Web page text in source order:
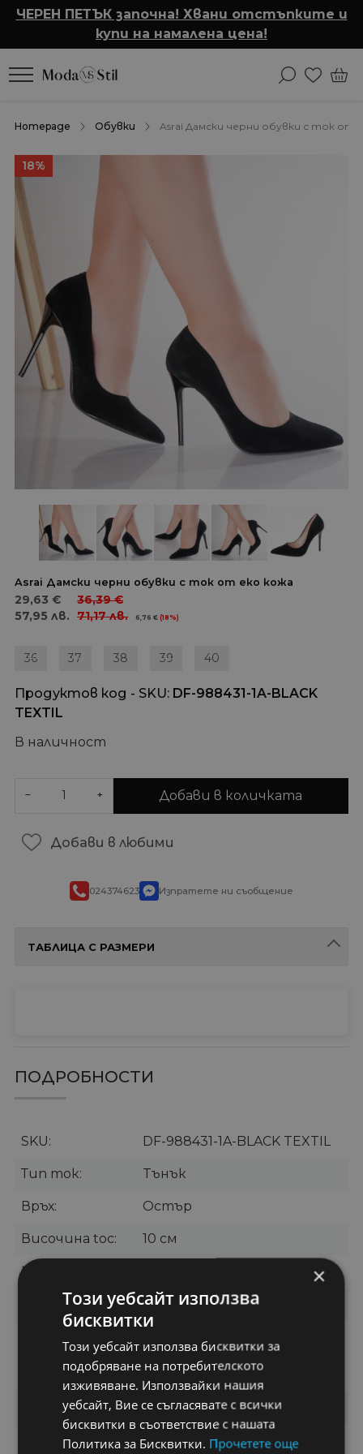
ЧЕРЕН ПЕТЪК започна! Хвани отстъпките и
купи на намалена цена!
Homepage Обувки Asrai Дамски черни обувки с ток от
18%
Asrai Дамски черни обувки с ток от еко кожа
29,63 €
57,95 лв.
36,39€
71,17лв. 6,76€ (18%)
36 37 38 39 40
Продуктов код - SKU DF-988431-1A-BLACK
TEXTIL
В наличност
− + Добави в количката
Добави в любими
024374623 Изпратете ни съобщение
ТАБЛИЦА С РАЗМЕРИ
ПОДРОБНОСТИ
SKU DF-988431-1A-BLACK TEXTIL
Тип ток Tънък
Връх Остър
Височина toc 10 см
Материал
Черно
токчета,Обувки тип
стилет
Бранд OEM
×
Този уебсайт използва
бисквитки
Този уебсайт използва бисквитки за
подобряване на потребителското
изживяване. Използвайки нашия
уебсайт, Вие се съгласявате с всички
бисквитки в съответствие с нашата
Политика за Бисквитки. Прочетете още